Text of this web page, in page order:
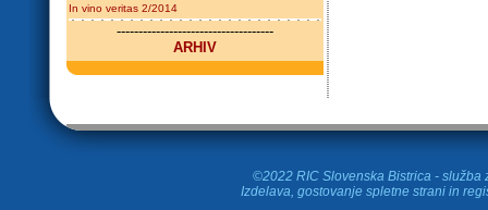
In vino veritas 2/2014
------------------------------------
ARHIV
©2022 RIC Slovenska Bistrica - služba
Izdelava, gostovanje spletne strani in